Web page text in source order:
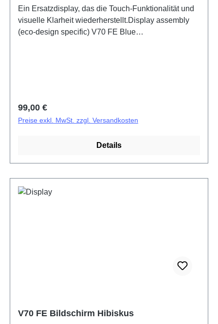
Ein Ersatzdisplay, das die Touch-Funktionalität und
visuelle Klarheit wiederherstellt.Display assembly
(eco-design specific) V70 FE Blue
Regulärer Preis:
99,00 €
Preise exkl. MwSt. zzgl. Versandkosten
Details
V70 FE Bildschirm Hibiskus